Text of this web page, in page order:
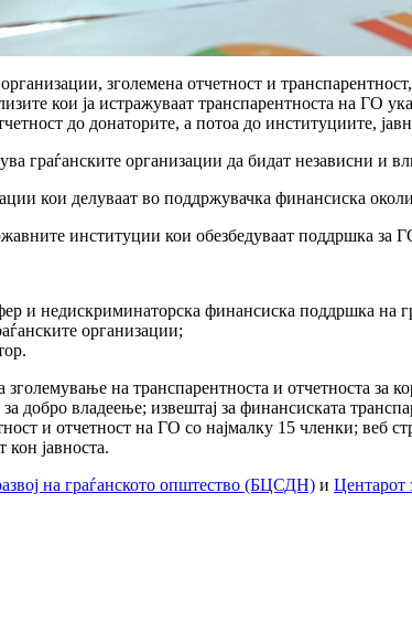
зголемена отчетност и
кои ја истражуваат транспарентноста на ГО
до донаторите, а потоа до институциите,
граѓанските организации да бидат независни и
кои делуваат во поддржувачка финансиска
институции кои обезбедуваат поддршка за
и недискриминаторска финансиска поддршка на
организации;
на транспарентноста и отчетноста за
владеење; извештај за финансиската
и отчетност на ГО со најмалку 15 членки; веб
јавноста.
на граѓанското општество (БЦСДН) и Центарот